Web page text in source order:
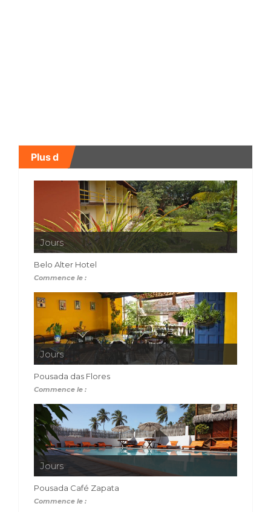
Plus d
Jours
Belo Alter Hotel
Commence le :
Jours
Pousada das Flores
Commence le :
Jours
Pousada Café Zapata
Commence le :